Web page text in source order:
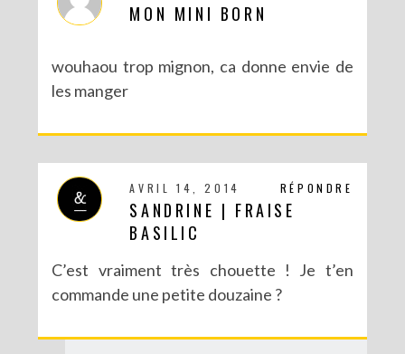
DIY SAINT VALENTIN : UNE CARTE POP-UP QUI BRISE LA GLACE !
MON MINI BORN
wouhaou trop mignon, ca donne envie de
les manger
RÉPONDRE
AVRIL 14, 2014
SANDRINE | FRAISE
BASILIC
C’est vraiment très chouette ! Je t’en
commande une petite douzaine ?